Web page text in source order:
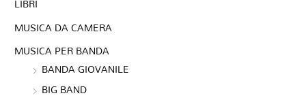
LIBRI
MUSICA DA CAMERA
MUSICA PER BANDA
BANDA GIOVANILE
BIG BAND